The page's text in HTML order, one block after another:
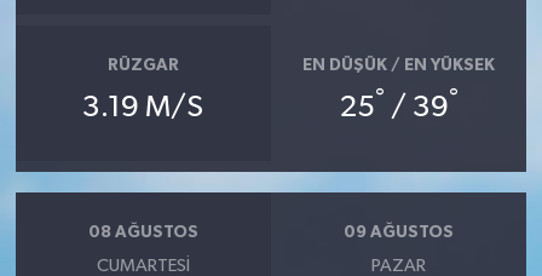
RÜZGAR
3.19 M/S
EN DÜŞÜK / EN YÜKSEK
25° / 39°
08 AĞUSTOS
CUMARTESI
09 AĞUSTOS
PAZAR